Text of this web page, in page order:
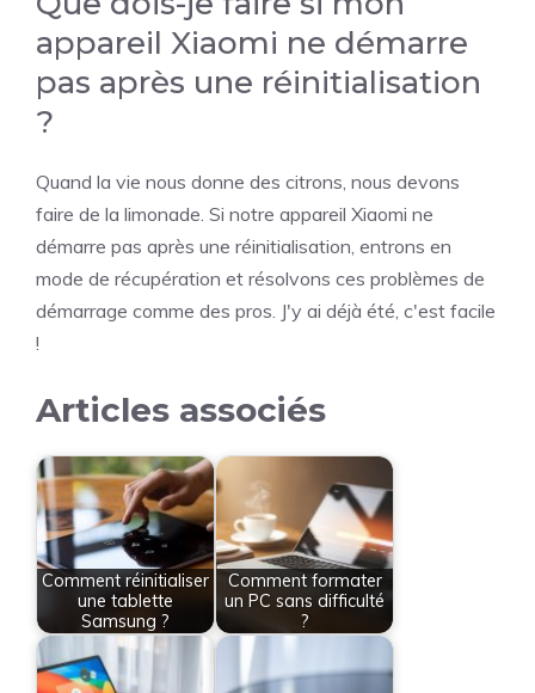
appareil Xiaomi ne démarre
pas après une réinitialisation
?
Quand la vie nous donne des citrons, nous devons
faire de la limonade. Si notre appareil Xiaomi ne
démarre pas après une réinitialisation, entrons en
mode de récupération et résolvons ces problèmes de
démarrage comme des pros. J'y ai déjà été, c'est facile
!
Articles associés
Comment réinitialiser
une tablette
Samsung ?
Comment formater
un PC sans difficulté
?